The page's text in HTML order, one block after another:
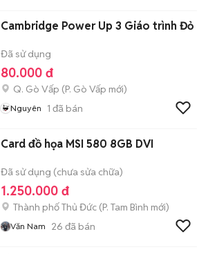
Cambridge Power Up 3 Giáo trình Đỏ
Đã sử dụng
80.000 đ
Q. Gò Vấp (P. Gò Vấp mới)
Nguyên 1 đã bán
Card đồ họa MSI 580 8GB DVI
Đã sử dụng (chưa sửa chữa)
1.250.000 đ
Thành phố Thủ Đức (P. Tam Bình mới)
Văn Nam 26 đã bán